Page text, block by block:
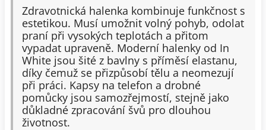
Zdravotnická halenka kombinuje funkčnost s
estetikou. Musí umožnit volný pohyb, odolat
praní při vysokých teplotách a přitom
vypadat upraveně. Moderní halenky od In
White jsou šité z bavlny s příměsí elastanu,
díky čemuž se přizpůsobí tělu a neomezují
při práci. Kapsy na telefon a drobné
pomůcky jsou samozřejmostí, stejně jako
důkladné zpracování švů pro dlouhou
životnost.